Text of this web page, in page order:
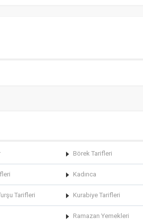
Börek Tarifleri
Kadınca
Tarifleri Kurabiye Tarifleri
Ramazan Yemekleri